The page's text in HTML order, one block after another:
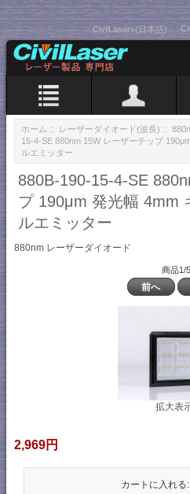
CivilLasers(日本語)
ホーム :: レーザーダイオード(波長) ::
15-4-SE 880nm 15W レーザーチップ
ルエミッター
880B-190-15-4-SE
プ 190μm 発光幅 4mm
ルエミッター
880nm レーザーダイオード
商品1/5
前へ
拡大表
2,969円
カートに入れる: